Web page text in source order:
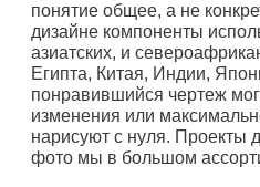
понятие общее, а не
дизайне компоненты
азиатских, и
Египта, Китая, Индии,
понравившийся чертеж
изменения или
нарисуют с нуля. Проекты
фото мы в большом